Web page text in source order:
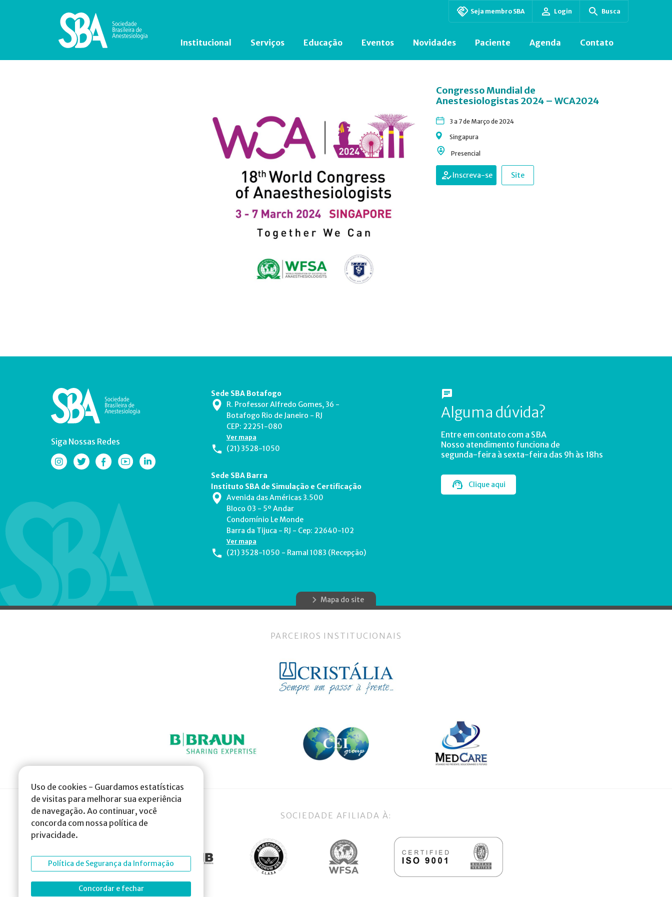
Uso de cookies - Guardamos estatísticas
de visitas para melhorar sua experiência
de navegação. Ao continuar, você
concorda com nossa política de
privacidade.
Política de Segurança da Informação
Concordar e fechar
Seja membro SBA Login Busca
Institucional Serviços Educação Eventos Novidades Paciente Agenda Contato
Congresso Mundial de
Anestesiologistas 2024 – WCA2024
3 a 7 de Março de 2024
Singapura
Presencial
Inscreva-se Site
Siga Nossas Redes
Sede SBA Botafogo
R. Professor Alfredo Gomes, 36 -
Botafogo Rio de Janeiro - RJ
CEP: 22251-080
Ver mapa
(21) 3528-1050
Sede SBA Barra
Instituto SBA de Simulação e Certificação
Avenida das Américas 3.500
Bloco 03 - 5º Andar
Condomínio Le Monde
Barra da Tijuca - RJ - Cep: 22640-102
Ver mapa
(21) 3528-1050 - Ramal 1083 (Recepção)
Alguma dúvida?
Entre em contato com a SBA
Nosso atendimento funciona de
segunda-feira à sexta-feira das 9h às 18hs
Clique aqui
Mapa do site
PARCEIROS INSTITUCIONAIS
SOCIEDADE AFILIADA À: